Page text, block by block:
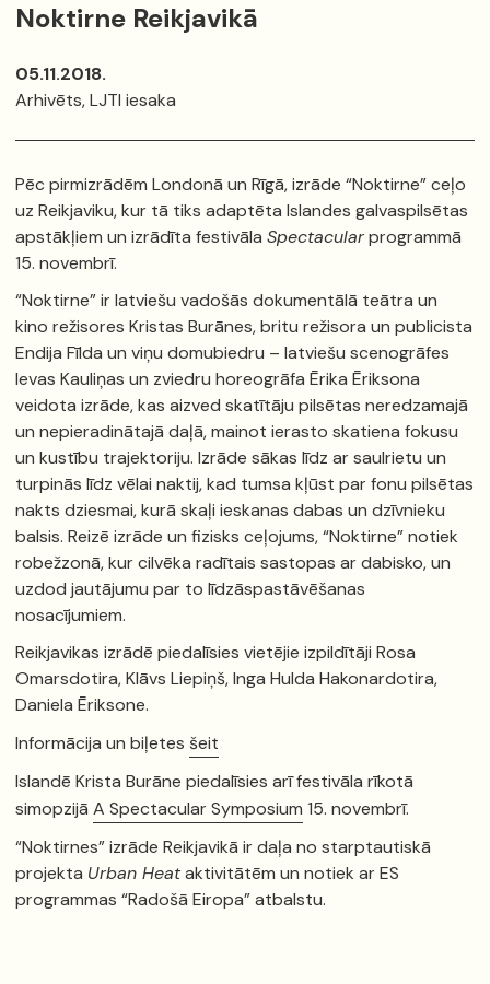
Noktirne Reikjavikā
05.11.2018.
Arhivēts, LJTI iesaka
Pēc pirmizrādēm Londonā un Rīgā, izrāde “Noktirne” ceļo
uz Reikjaviku, kur tā tiks adaptēta Islandes galvaspilsētas
apstākļiem un izrādīta festivāla Spectacularprogrammā
15. novembrī.
“Noktirne” ir latviešu vadošās dokumentālā teātra un
kino režisores Kristas Burānes, britu režisora un publicista
Endija Fīlda un viņu domubiedru – latviešu scenogrāfes
Ievas Kauliņas un zviedru horeogrāfa Ērika Ēriksona
veidota izrāde, kas aizved skatītāju pilsētas neredzamajā
un nepieradinātajā daļā, mainot ierasto skatiena fokusu
un kustību trajektoriju. Izrāde sākas līdz ar saulrietu un
turpinās līdz vēlai naktij, kad tumsa kļūst par fonu pilsētas
nakts dziesmai, kurā skaļi ieskanas dabas un dzīvnieku
balsis. Reizē izrāde un fizisks ceļojums, “Noktirne” notiek
robežzonā, kur cilvēka radītais sastopas ar dabisko, un
uzdod jautājumu par to līdzāspastāvēšanas
nosacījumiem.
Reikjavikas izrādē piedalīsies vietējie izpildītāji Rosa
Omarsdotira, Klāvs Liepiņš, Inga Hulda Hakonardotira,
Daniela Ēriksone.
Informācija un biļetes šeit
Islandē Krista Burāne piedalīsies arī festivāla rīkotā
simopzijā A Spectacular Symposium 15. novembrī.
“Noktirnes” izrāde Reikjavikā ir daļa no starptautiskā
projekta Urban Heataktivitātēm un notiek ar ES
programmas “Radošā Eiropa” atbalstu.